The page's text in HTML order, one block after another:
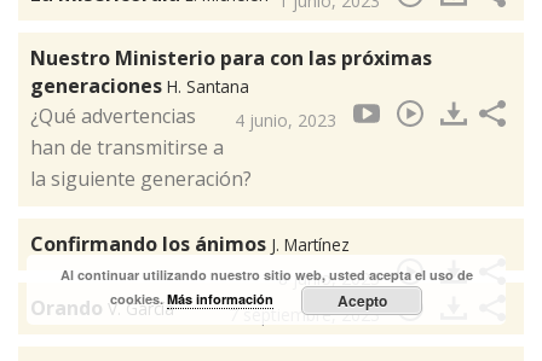
Nuestro Ministerio para con las próximas
generaciones H. Santana
4 junio, 2023
¿Qué advertencias
han de transmitirse a
la siguiente generación?
Confirmando los ánimos J. Martínez
8 junio, 2023
Orando V. García 7 septiembre, 2023
Al continuar utilizando nuestro sitio web, usted acepta el uso de
cookies.Más información Acepto